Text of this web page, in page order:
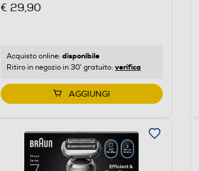
€ 29,90
Acquisto online: disponibile
Ritiro in negozio in 30' gratuito: verifica
AGGIUNGI